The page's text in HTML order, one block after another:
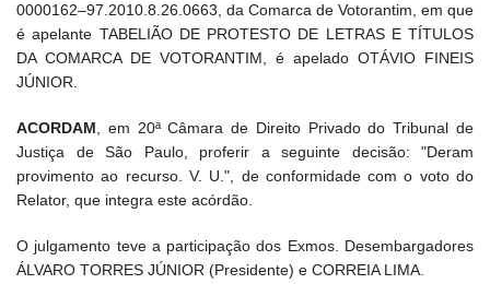
0000162–97.2010.8.26.0663, da Comarca de Votorantim, em que
é apelante TABELIÃO DE PROTESTO DE LETRAS E TÍTULOS
DA COMARCA DE VOTORANTIM, é apelado OTÁVIO FINEIS
JÚNIOR.
ACORDAM , em 20ª Câmara de Direito Privado do Tribunal de
Justiça de São Paulo, proferir a seguinte decisão: "Deram
provimento ao recurso. V. U.", de conformidade com o voto do
Relator, que integra este acórdão.
O julgamento teve a participação dos Exmos. Desembargadores
ÁLVARO TORRES JÚNIOR (Presidente) e CORREIA LIMA.